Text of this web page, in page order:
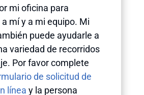
mi oficina para
mí y a mi equipo. Mi
puede ayudarle a
variedad de recorridos
Por favor complete
de solicitud de
línea y la persona